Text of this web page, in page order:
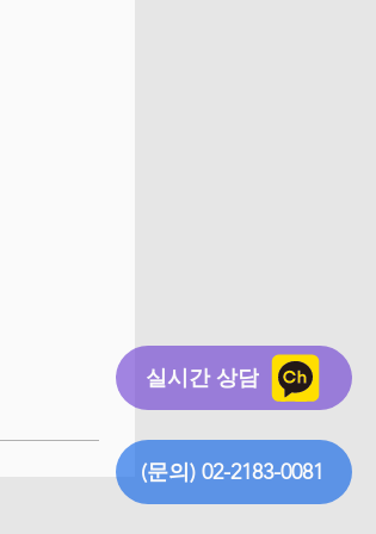
(문의) 02-2183-0081
실시간 상담